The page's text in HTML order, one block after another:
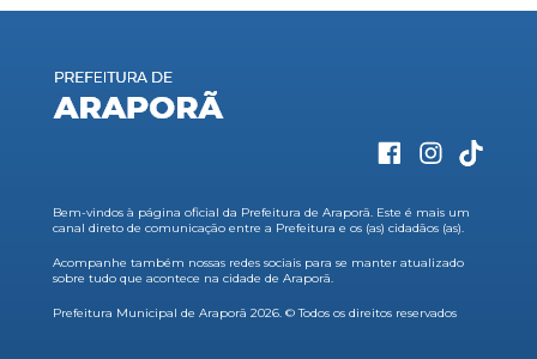
Bem-vindos à página oficial da Prefeitura de Araporã. Este é mais um
canal direto de comunicação entre a Prefeitura e os (as) cidadãos (as).
Acompanhe também nossas redes sociais para se manter atualizado
sobre tudo que acontece na cidade de Araporã.
Prefeitura Municipal de Araporã 2026. © Todos os direitos reservados